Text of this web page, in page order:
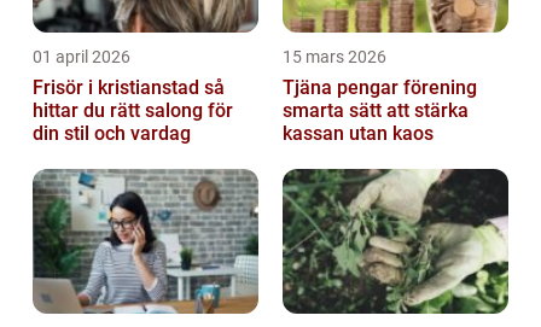
01 april 2026
Frisör i kristianstad så
hittar du rätt salong för
din stil och vardag
15 mars 2026
Tjäna pengar förening
smarta sätt att stärka
kassan utan kaos